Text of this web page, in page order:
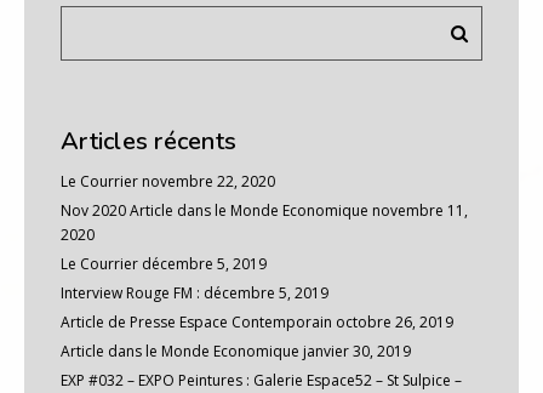
Articles récents
Le Courrier novembre 22, 2020
Nov 2020 Article dans le Monde Economique novembre 11,
2020
Le Courrier décembre 5, 2019
Interview Rouge FM : décembre 5, 2019
Article de Presse Espace Contemporain octobre 26, 2019
Article dans le Monde Economique janvier 30, 2019
EXP #032 – EXPO Peintures : Galerie Espace52 – St Sulpice –